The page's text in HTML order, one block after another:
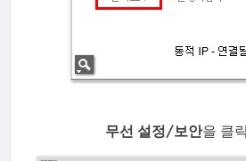
무선 설정/보안을 클